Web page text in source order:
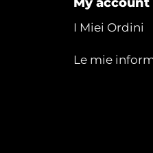
I Miei Ordini
Le mie